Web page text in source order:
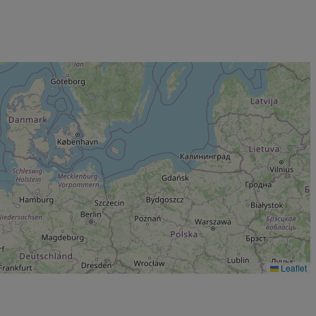
Leaflet